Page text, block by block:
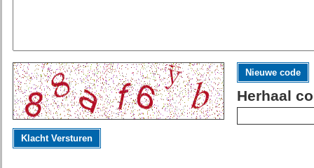
Nieuwe code
Herhaal
Klacht Versturen